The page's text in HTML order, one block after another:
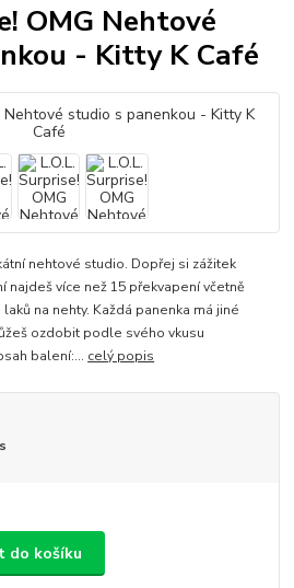
OMG Nehtové
- Kitty K Café
nehtové studio. Dopřej si zážitek
najdeš více než 15 překvapení včetně
na nehty. Každá panenka má jiné
ozdobit podle svého vkusu
balení:​... celý popis
do košíku